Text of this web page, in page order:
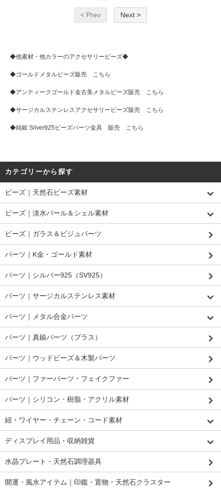
< Prev Next >
◆他素材・他カラーのアクセサリービーズ◆
◆ゴールドメタルビーズ販売 こちら
◆アンティークゴールド金古美メタルビーズ販売 こちら
◆サージカルステンレスアクセサリービーズ販売 こちら
◆純銀 Silver925ビーズパーツ金具 販売 こちら
カテゴリーから探す
ビーズ｜天然石ビーズ素材
ビーズ｜淡水パール＆シェル素材
ビーズ｜ガラス＆ビジュパーツ
パーツ｜K金・ゴールド素材
パーツ｜シルバー925（SV925）
パーツ｜サージカルステンレス素材
パーツ｜メタル合金パーツ
パーツ｜真鍮パーツ（ブラス）
パーツ｜ウッドビーズ＆木製パーツ
パーツ｜ファーパーツ・フェイクファー
パーツ｜シリコン・樹脂・アクリル素材
紐・ワイヤー・チェーン・コード素材
ディスプレイ用品・収納雑貨
水晶プレート・天然石調理器具
開運・風水アイテム｜印鑑・置物・天然石クラスター